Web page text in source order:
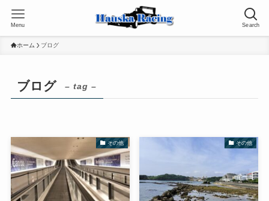
Search
Menu
ホーム ブログ
ブログ – tag –
その他 その他